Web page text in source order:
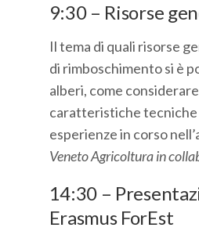
9:30 – Risorse
Il tema di quali risorse
di rimboschimento si è
alberi, come
caratteristiche tecniche
esperienze in corso
Veneto Agricoltura in
14:30 –
Erasmus ForEst